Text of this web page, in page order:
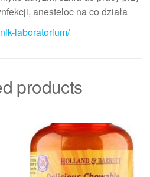
anesteloc na co działa
laboratorium/
products